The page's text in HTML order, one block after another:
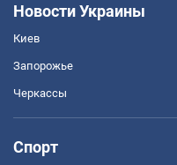
Новости Украины
Киев
Запорожье
Черкассы
Спорт